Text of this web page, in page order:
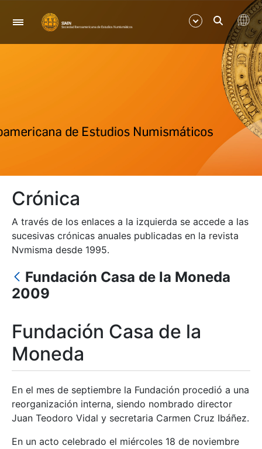
Navigation
Show/Hide
Show/Hide
Show/Hide
Crónica
A través de los enlaces a la izquierda se accede a las
sucesivas crónicas anuales publicadas en la revista
Nvmisma desde 1995.
Fundación Casa de la Moneda
2009
Fundación Casa de la
Moneda
En el mes de septiembre la Fundación procedió a una
reorganización interna, siendo nombrado director
Juan Teodoro Vidal y secretaria Carmen Cruz Ibáñez.
En un acto celebrado el miércoles 18 de noviembre